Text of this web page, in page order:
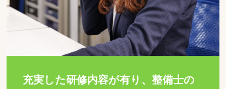
充実した研修内容が有り、整備士の